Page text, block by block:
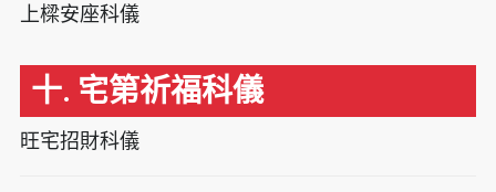
上樑安座科儀
十. 宅第祈福科儀
旺宅招財科儀